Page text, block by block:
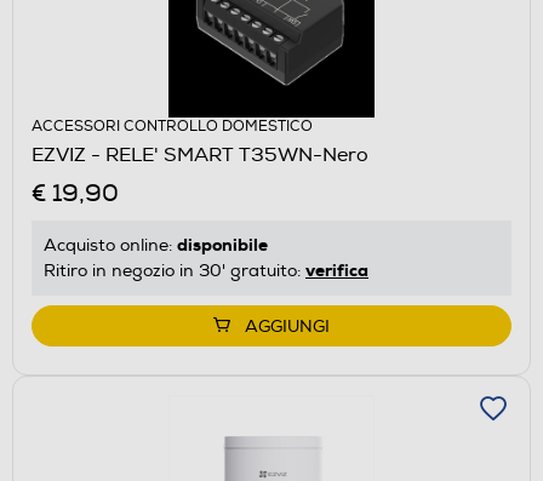
ACCESSORI CONTROLLO DOMESTICO
EZVIZ - RELE' SMART T35WN-Nero
€ 19,90
Acquisto online: disponibile
Ritiro in negozio in 30' gratuito: verifica
AGGIUNGI